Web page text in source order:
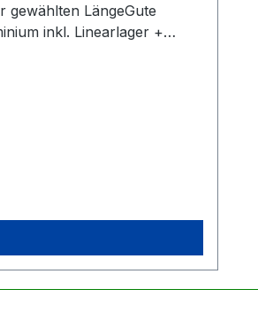
gewählten LängeGute
inkl. Linearlager +